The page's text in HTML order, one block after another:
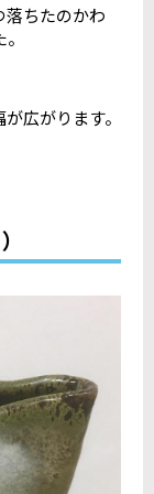
落ちたのかわ
広がります。